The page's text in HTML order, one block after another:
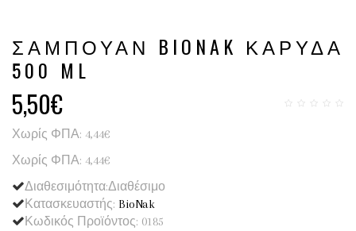
ΣΑΜΠΟΥΆΝ BIONAK ΚΑΡΎΔΑ
500 ML
5,50€
Χωρίς ΦΠΑ: 4,44€
Χωρίς ΦΠΑ: 4,44€
Διαθεσιμότητα:Διαθέσιμο
Κατασκευαστής: BioNak
Κωδικός Προϊόντος: 0185